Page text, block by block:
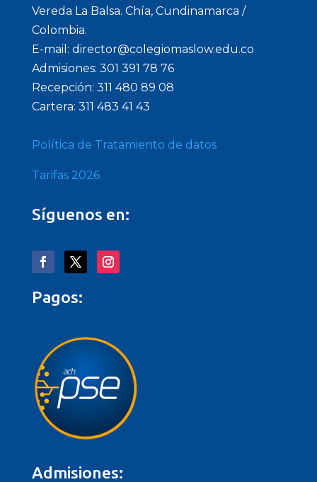
Vereda La Balsa. Chía, Cundinamarca /
Colombia.
E-mail: director@colegiomaslow.edu.co
Admisiones: 301 391 78 76
Recepción: 311 480 89 08
Cartera: 311 483 41 43
Política de Tratamiento de datos
Tarifas 2026
Síguenos en:
Pagos:
Admisiones: